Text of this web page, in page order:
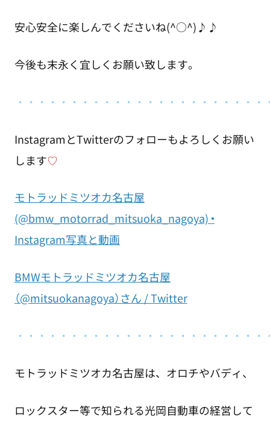
安心安全に楽しんでくださいね(^○^)♪♪
今後も末永く宜しくお願い致します。
・ ・・・・・・・・・・・・・・・・・・・・・
InstagramとTwitterのフォローもよろしくお願い
します♡
モトラッドミツオカ名古屋
(@bmw_motorrad_mitsuoka_nagoya) •
Instagram写真と動画
BMWモトラッドミツオカ名古屋
（@mitsuokanagoya）さん / Twitter
・ ・・・・・・・・・・・・・・・・・・・・・
モトラッドミツオカ名古屋は、オロチやバディ、
ロックスター等で知られる光岡自動車の経営して